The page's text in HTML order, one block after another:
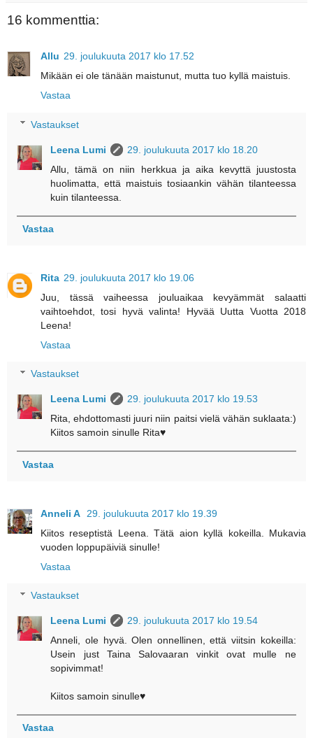
16 kommenttia:
Allu 29. joulukuuta 2017 klo 17.52
Mikään ei ole tänään maistunut, mutta tuo kyllä maistuis.
Vastaa
Vastaukset
Leena Lumi
29. joulukuuta 2017 klo 18.20
Allu, tämä on niin herkkua ja aika kevyttä juustosta
huolimatta, että maistuis tosiaankin vähän tilanteessa
kuin tilanteessa.
Vastaa
Rita 29. joulukuuta 2017 klo 19.06
Juu, tässä vaiheessa jouluaikaa kevyämmät salaatti
vaihtoehdot, tosi hyvä valinta! Hyvää Uutta Vuotta 2018
Leena!
Vastaa
Vastaukset
Leena Lumi
29. joulukuuta 2017 klo 19.53
Rita, ehdottomasti juuri niin paitsi vielä vähän suklaata:)
Kiitos samoin sinulle Rita♥
Vastaa
Anneli A
29. joulukuuta 2017 klo 19.39
Kiitos reseptistä Leena. Tätä aion kyllä kokeilla. Mukavia
vuoden loppupäiviä sinulle!
Vastaa
Vastaukset
Leena Lumi
29. joulukuuta 2017 klo 19.54
Anneli, ole hyvä. Olen onnellinen, että viitsin kokeilla:
Usein just Taina Salovaaran vinkit ovat mulle ne
sopivimmat!
Kiitos samoin sinulle♥
Vastaa